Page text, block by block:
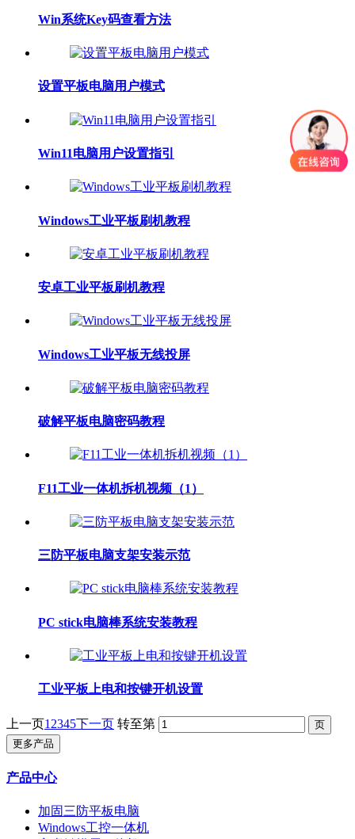
Win系统Key码查看方法
设置平板电脑用户模式
Win11电脑用户设置指引
Windows工业平板刷机教程
安卓工业平板刷机教程
Windows工业平板无线投屏
破解平板电脑密码教程
F11工业一体机拆机视频（1）
三防平板电脑支架安装示范
PC stick电脑棒系统安装教程
工业平板上电和按键开机设置
上一页1 2345下一页 转至第
更多产品
产品中心
加固三防平板电脑
Windows工控一体机